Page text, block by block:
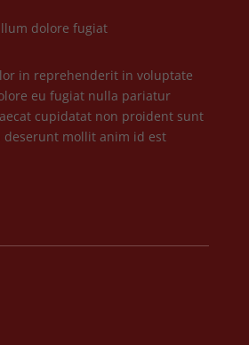
dolore fugiat
in reprehenderit in voluptate
eu fugiat nulla pariatur
cupidatat non proident sunt
deserunt mollit anim id est